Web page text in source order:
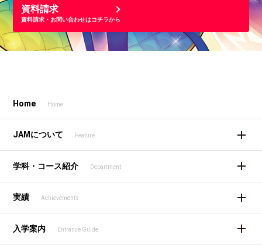
資料請求
資料請求・お問い合わせはコチラから
Home Home
JAMについて Feature
学科・コース紹介 Department
実績 Achievements
入学案内 Entrance Guide